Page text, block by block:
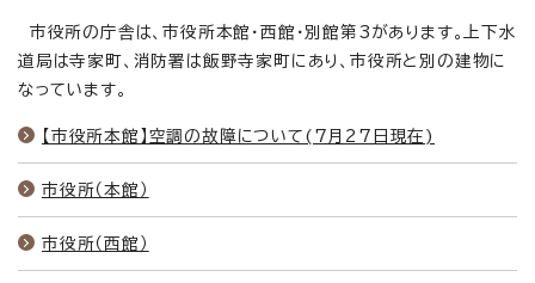
市役所の庁舎は、市役所本館・西館・別館第3があります。上下水
道局は寺家町、消防署は飯野寺家町にあり、市役所と別の建物に
なっています。
【市役所本館】空調の故障について(7月27日現在)
市役所（本館）
市役所（西館）